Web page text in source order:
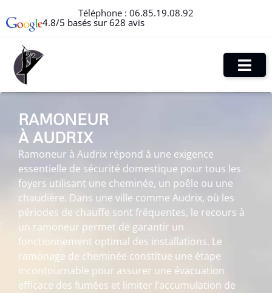
Téléphone : 06.85.19.08.92
4.8/5 basés sur 628 avis
RAMONEUR
À AUDRIX
Ramoneur à Audrix répond à une exigence
essentielle de sécurité domestique pour tous les
foyers utilisant une cheminée, un poêle ou une
chaudière. Dans une ville comme Audrix, où les
périodes de chauffe sont fréquentes, le recours à
un ramoneur permet de garantir un
fonctionnement optimal des installations. Le
ramonage de cheminée constitue une étape
incontournable pour assurer une évacuation
efficace des fumées et limiter l’accumulation de